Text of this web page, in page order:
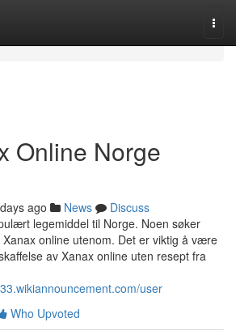
Online Norge
ago News
Discuss
legemiddel til Norge. Noen søker
online utenom. Det er viktig å være
av Xanax online uten resept fra
user
Who Upvoted